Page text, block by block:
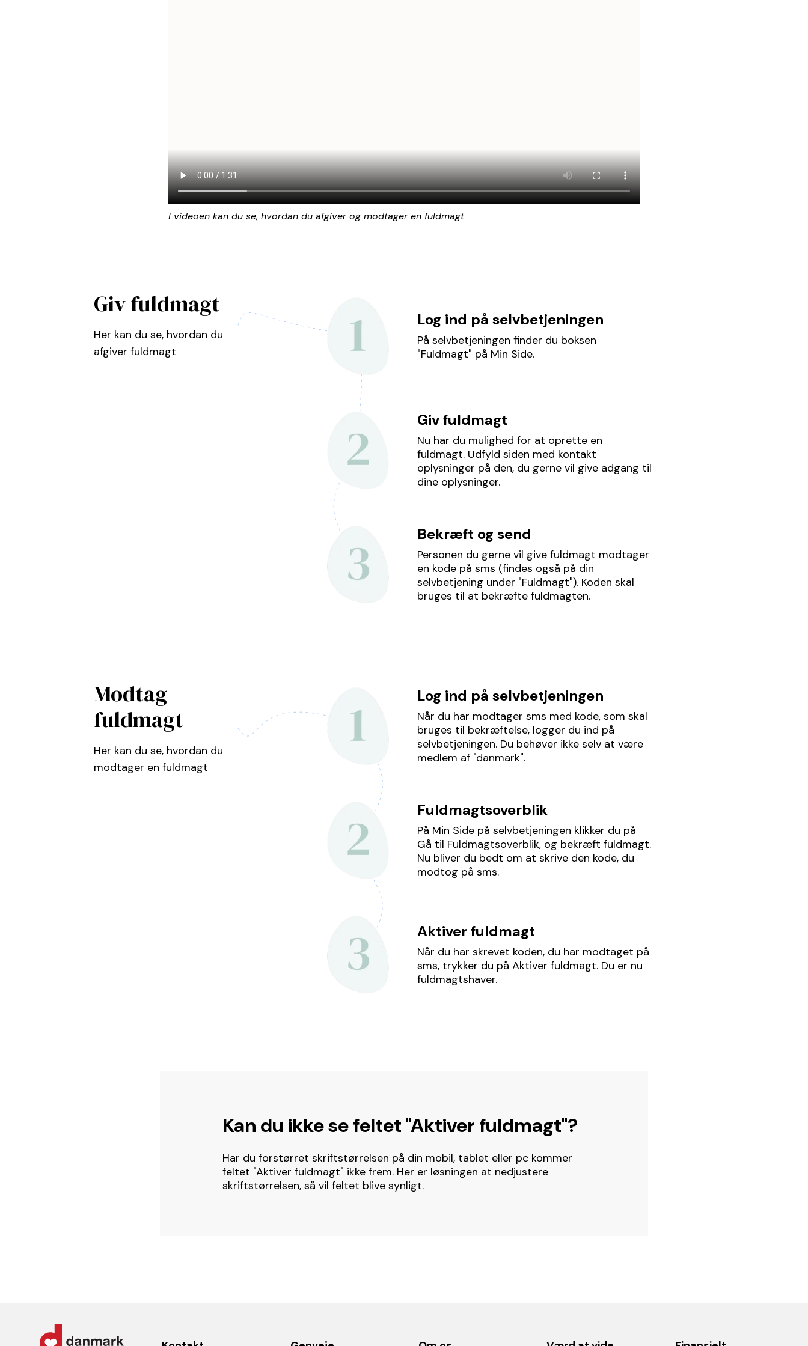
I videoen kan du se, hvordan du afgiver og modtager en fuldmagt
Giv fuldmagt
Her kan du se, hvordan du
afgiver fuldmagt
Log ind på selvbetjeningen
På selvbetjeningen finder du boksen
"Fuldmagt" på Min Side.
Giv fuldmagt
Nu har du mulighed for at oprette en
fuldmagt. Udfyld siden med kontakt
oplysninger på den, du gerne vil give adgang til
dine oplysninger.
Bekræft og send
Personen du gerne vil give fuldmagt modtager
en kode på sms (findes også på din
selvbetjening under "Fuldmagt"). Koden skal
bruges til at bekræfte fuldmagten.
Modtag
fuldmagt
Her kan du se, hvordan du
modtager en fuldmagt
Log ind på selvbetjeningen
Når du har modtager sms med kode, som skal
bruges til bekræftelse, logger du ind på
selvbetjeningen. Du behøver ikke selv at være
medlem af "danmark".
Fuldmagtsoverblik
På Min Side på selvbetjeningen klikker du på
Gå til Fuldmagtsoverblik, og bekræft fuldmagt.
Nu bliver du bedt om at skrive den kode, du
modtog på sms.
Aktiver fuldmagt
Når du har skrevet koden, du har modtaget på
sms, trykker du på Aktiver fuldmagt. Du er nu
fuldmagtshaver.
Kan du ikke se feltet "Aktiver fuldmagt"?
Har du forstørret skriftstørrelsen på din mobil, tablet eller pc kommer
feltet "Aktiver fuldmagt" ikke frem. Her er løsningen at nedjustere
skriftstørrelsen, så vil feltet blive synligt.